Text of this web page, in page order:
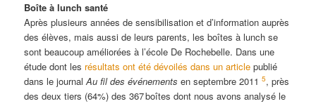
Boîte à lunch santé
Après plusieurs années de sensibilisation et d’information auprès
des élèves, mais aussi de leurs parents, les boîtes à lunch se
sont beaucoup améliorées à l’école De Rochebelle. Dans une
étude dont les résultats ont été dévoilés dans un article publié
dans le journalAu fil des événements en septembre 20115, près
des deux tiers (64%) des 367 boîtes dont nous avons analysé le